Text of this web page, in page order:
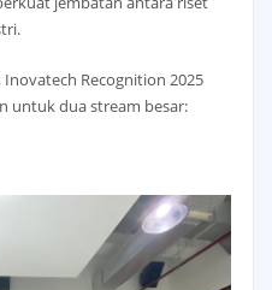
Recognition 2025
untuk dua stream besar: